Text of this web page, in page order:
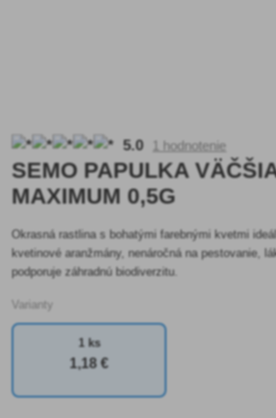
5.0 1 hodnotenie
SEMO PAPULKA
MAXIMUM 0,5G
Okrasná rastlina s bohatými farebnými kvetmi
kvetinové aranžmány, nenáročná na pestovanie,
podporuje záhradnú biodiverzitu.
Varianty
1 ks
1,18 €